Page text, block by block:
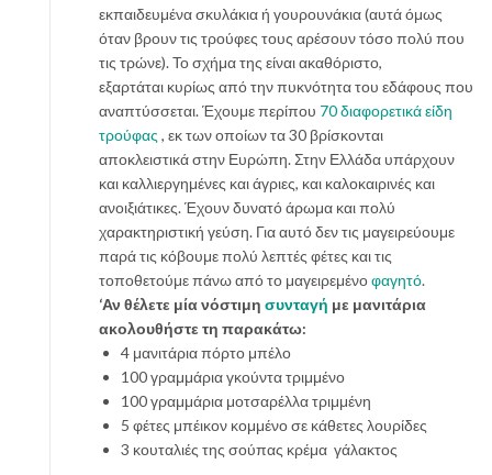
εκπαιδευμένα σκυλάκια ή γουρουνάκια (αυτά όμως
όταν βρουν τις τρούφες τους αρέσουν τόσο πολύ που
τις τρώνε). Το σχήμα της είναι ακαθόριστο,
εξαρτάται κυρίως από την πυκνότητα του εδάφους που
αναπτύσσεται. Έχουμε περίπου 70 διαφορετικά είδη
τρούφας , εκ των οποίων τα 30 βρίσκονται
αποκλειστικά στην Ευρώπη. Στην Ελλάδα υπάρχουν
και καλλιεργημένες και άγριες, και καλοκαιρινές και
ανοιξιάτικες. Έχουν δυνατό άρωμα και πολύ
χαρακτηριστική γεύση. Για αυτό δεν τις μαγειρεύουμε
παρά τις κόβουμε πολύ λεπτές φέτες και τις
τοποθετούμε πάνω από το μαγειρεμένοφαγητό.
‘Αν θέλετε μία νόστιμη συνταγή με μανιτάρια
ακολουθήστε τη παρακάτω:
4 μανιτάρια πόρτο μπέλο
100 γραμμάρια γκούντα τριμμένο
100 γραμμάρια μοτσαρέλλα τριμμένη
5 φέτες μπέικον κομμένο σε κάθετες λουρίδες
3 κουταλιές της σούπας κρέμα γάλακτος